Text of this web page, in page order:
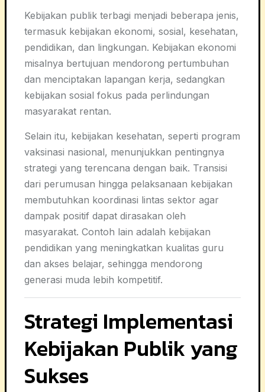
Kebijakan publik terbagi menjadi beberapa jenis,
termasuk kebijakan ekonomi, sosial, kesehatan,
pendidikan, dan lingkungan. Kebijakan ekonomi
misalnya bertujuan mendorong pertumbuhan
dan menciptakan lapangan kerja, sedangkan
kebijakan sosial fokus pada perlindungan
masyarakat rentan.
Selain itu, kebijakan kesehatan, seperti program
vaksinasi nasional, menunjukkan pentingnya
strategi yang terencana dengan baik. Transisi
dari perumusan hingga pelaksanaan kebijakan
membutuhkan koordinasi lintas sektor agar
dampak positif dapat dirasakan oleh
masyarakat. Contoh lain adalah kebijakan
pendidikan yang meningkatkan kualitas guru
dan akses belajar, sehingga mendorong
generasi muda lebih kompetitif.
Strategi Implementasi
Kebijakan Publik yang
Sukses